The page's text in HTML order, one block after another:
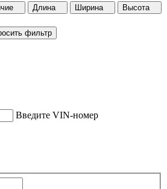
Длина Ширина
Высота
фильтр
Введите VIN-номер